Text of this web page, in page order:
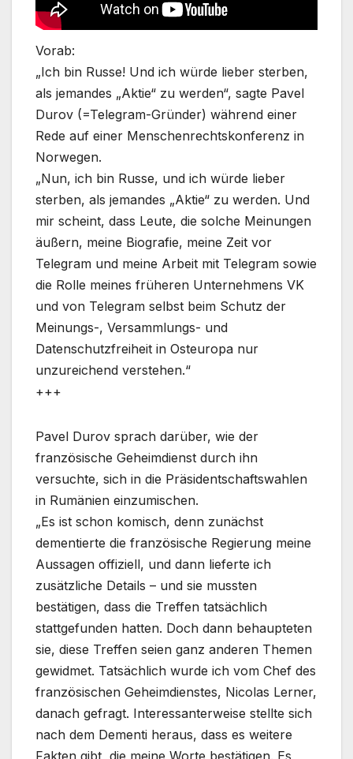
Vorab:
„Ich bin Russe! Und ich würde lieber sterben,
als jemandes „Aktie“ zu werden“, sagte Pavel
Durov (=Telegram-Gründer) während einer
Rede auf einer Menschenrechtskonferenz in
Norwegen.
„Nun, ich bin Russe, und ich würde lieber
sterben, als jemandes „Aktie“ zu werden. Und
mir scheint, dass Leute, die solche Meinungen
äußern, meine Biografie, meine Zeit vor
Telegram und meine Arbeit mit Telegram sowie
die Rolle meines früheren Unternehmens VK
und von Telegram selbst beim Schutz der
Meinungs-, Versammlungs- und
Datenschutzfreiheit in Osteuropa nur
unzureichend verstehen.“
+++
Pavel Durov sprach darüber, wie der
französische Geheimdienst durch ihn
versuchte, sich in die Präsidentschaftswahlen
in Rumänien einzumischen.
„Es ist schon komisch, denn zunächst
dementierte die französische Regierung meine
Aussagen offiziell, und dann lieferte ich
zusätzliche Details – und sie mussten
bestätigen, dass die Treffen tatsächlich
stattgefunden hatten. Doch dann behaupteten
sie, diese Treffen seien ganz anderen Themen
gewidmet. Tatsächlich wurde ich vom Chef des
französischen Geheimdienstes, Nicolas Lerner,
danach gefragt. Interessanterweise stellte sich
nach dem Dementi heraus, dass es weitere